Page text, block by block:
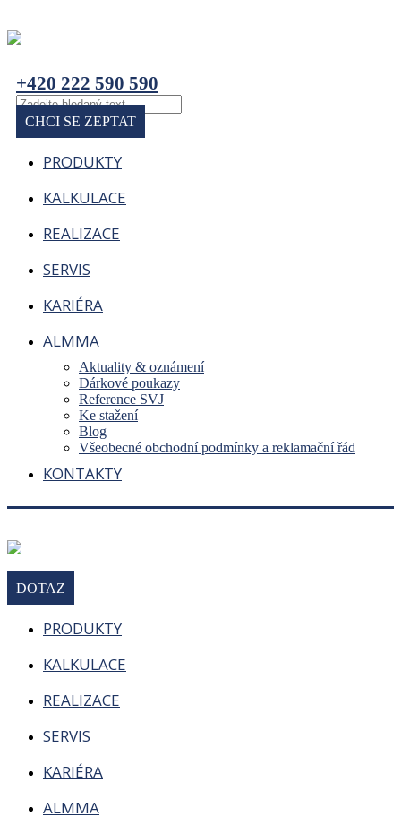
+420 222 590 590
CHCI SE ZEPTAT
PRODUKTY
KALKULACE
REALIZACE
SERVIS
KARIÉRA
ALMMA
Aktuality & oznámení
Dárkové poukazy
Reference SVJ
Ke stažení
Blog
Všeobecné obchodní podmínky a reklamační řád
KONTAKTY
DOTAZ
PRODUKTY
KALKULACE
REALIZACE
SERVIS
KARIÉRA
ALMMA